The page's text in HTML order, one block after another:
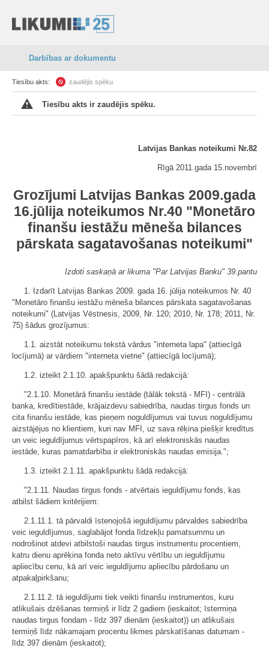
Darbības ar dokumentu
Tiesību akts: zaudējis spēku
Tiesību akts ir zaudējis spēku.
Latvijas Bankas noteikumi Nr.82
Rīgā 2011.gada 15.novembrī
Grozījumi Latvijas Bankas 2009.gada
16.jūlija noteikumos Nr.40 "Monetāro
finanšu iestāžu mēneša bilances
pārskata sagatavošanas noteikumi"
Izdoti saskaņā ar likuma "Par Latvijas Banku" 39.pantu
1. Izdarīt Latvijas Bankas 2009. gada 16. jūlija noteikumos Nr. 40
"Monetāro finanšu iestāžu mēneša bilances pārskata sagatavošanas
noteikumi" (Latvijas Vēstnesis, 2009, Nr. 120; 2010, Nr. 178; 2011, Nr.
75) šādus grozījumus:
1.1. aizstāt noteikumu tekstā vārdus "interneta lapa" (attiecīgā
locījumā) ar vārdiem "interneta vietne" (attiecīgā locījumā);
1.2. izteikt 2.1.10. apakšpunktu šādā redakcijā:
"2.1.10. Monetārā finanšu iestāde (tālāk tekstā - MFI) - centrālā
banka, kredītiestāde, krājaizdevu sabiedrība, naudas tirgus fonds un
cita finanšu iestāde, kas pieņem noguldījumus vai tuvus noguldījumu
aizstājējus no klientiem, kuri nav MFI, uz sava rēķina piešķir kredītus
un veic ieguldījumus vērtspapīros, kā arī elektroniskās naudas
iestāde, kuras pamatdarbība ir elektroniskās naudas emisija.";
1.3. izteikt 2.1.11. apakšpunktu šādā redakcijā:
"2.1.11. Naudas tirgus fonds - atvērtais ieguldījumu fonds, kas
atbilst šādiem kritērijiem:
2.1.11.1. tā pārvaldi īstenojošā ieguldījumu pārvaldes sabiedrība
veic ieguldījumus, saglabājot fonda līdzekļu pamatsummu un
nodrošinot atdevi atbilstoši naudas tirgus instrumentu procentiem,
katru dienu aprēķina fonda neto aktīvu vērtību un ieguldījumu
apliecību cenu, kā arī veic ieguldījumu apliecību pārdošanu un
atpakaļpirkšanu;
2.1.11.2. tā ieguldījumi tiek veikti finanšu instrumentos, kuru
atlikušais dzēšanas termiņš ir līdz 2 gadiem (ieskaitot; īstermiņa
naudas tirgus fondam - līdz 397 dienām (ieskaitot)) un atlikušais
termiņš līdz nākamajam procentu likmes pārskatīšanas datumam -
līdz 397 dienām (ieskaitot);